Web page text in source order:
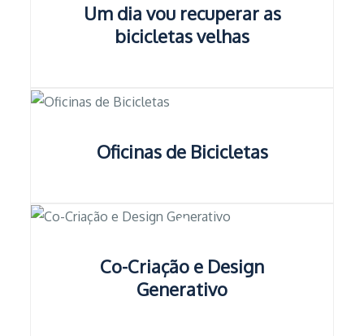
Um dia vou recuperar as
bicicletas velhas
Oficinas de Bicicletas
Co-Criação e Design
Generativo